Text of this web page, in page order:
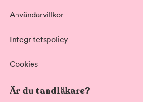
Användarvillkor
Integritetspolicy
Cookies
Är du tandläkare?